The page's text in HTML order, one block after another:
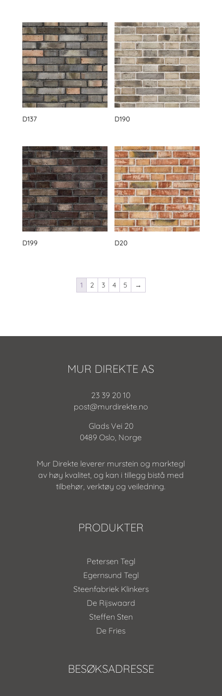
D137 D190
D199 D20
1 2 3 4 5 →
MUR DIREKTE AS
23 39 20 10
post@murdirekte.no
Glads Vei 20
0489 Oslo, Norge
Mur Direkte leverer murstein og marktegl
av høy kvalitet, og kan i tillegg bistå med
tilbehør, verktøy og veiledning.
PRODUKTER
Petersen Tegl
Egernsund Tegl
Steenfabriek Klinkers
De Rijswaard
Steffen Sten
De Fries
BESØKSADRESSE